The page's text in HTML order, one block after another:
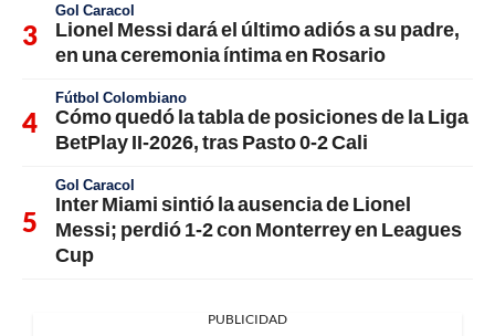
Gol Caracol
Lionel Messi dará el último adiós a su padre,
en una ceremonia íntima en Rosario
Fútbol Colombiano
Cómo quedó la tabla de posiciones de la Liga
BetPlay II-2026, tras Pasto 0-2 Cali
Gol Caracol
Inter Miami sintió la ausencia de Lionel
Messi; perdió 1-2 con Monterrey en Leagues
Cup
PUBLICIDAD